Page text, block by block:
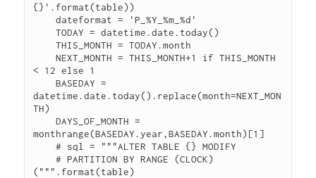
{}'.format(table))
    dateformat = 'P_%Y_%m_%d'
    TODAY = datetime.date.today()
    THIS_MONTH = TODAY.month
    NEXT_MONTH = THIS_MONTH+1 if THIS_MONTH
< 12 else 1
    BASEDAY =
datetime.date.today().replace(month=NEXT_MON
TH)
    DAYS_OF_MONTH =
monthrange(BASEDAY.year,BASEDAY.month)[1]
    # sql = """ALTER TABLE {} MODIFY
    # PARTITION BY RANGE (CLOCK)
(""".format(table)